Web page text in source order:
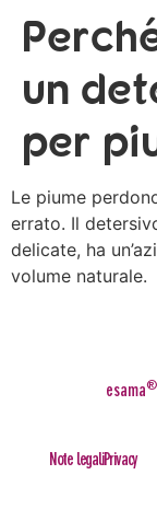
un
per
Le piume
errato. Il
delicate, ha
volume naturale.
esama®
Note legaliPrivacy